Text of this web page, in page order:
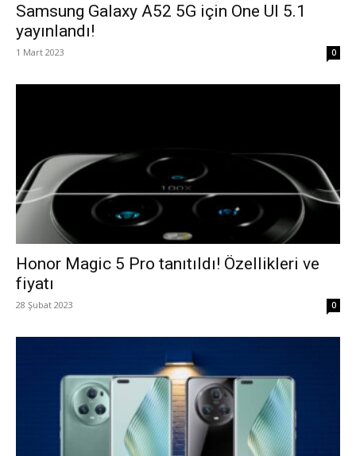
Samsung Galaxy A52 5G için One UI 5.1
yayınlandı!
1 Mart 2023 0
Honor Magic 5 Pro tanıtıldı! Özellikleri ve
fiyatı
28 Şubat 2023 0